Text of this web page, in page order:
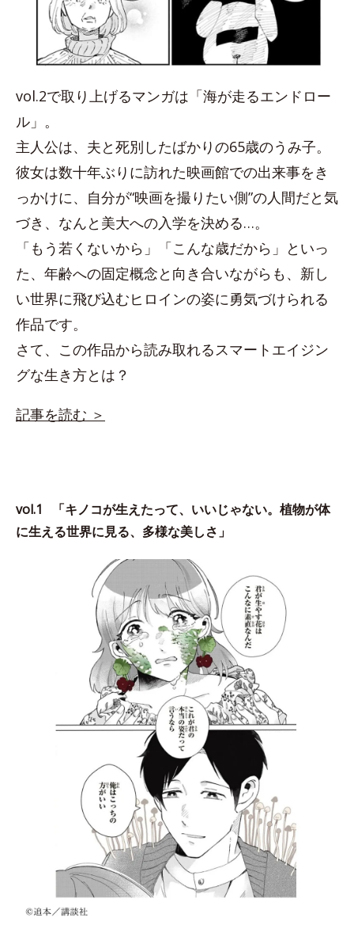
vol.2で取り上げるマンガは「海が走るエンドロー
ル」。
主人公は、夫と死別したばかりの65歳のうみ子。
彼女は数十年ぶりに訪れた映画館での出来事をき
っかけに、自分が“映画を撮りたい側”の人間だと気
づき、なんと美大への入学を決める…。
「もう若くないから」「こんな歳だから」といっ
た、年齢への固定概念と向き合いながらも、新し
い世界に飛び込むヒロインの姿に勇気づけられる
作品です。
さて、この作品から読み取れるスマートエイジン
グな生き方とは？
記事を読む ＞
vol.1 「キノコが生えたって、いいじゃない。植物が体
に生える世界に見る、多様な美しさ」